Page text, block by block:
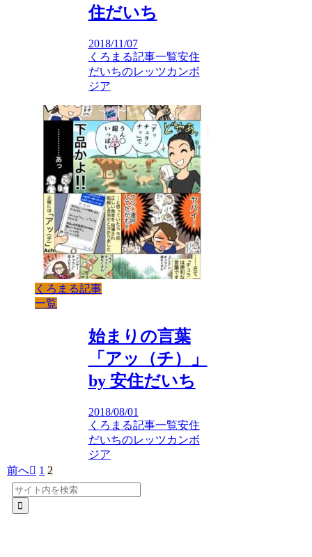
住だいち
2018/11/07
くろまる記事一覧安住
だいちのレッツカンボ
ジア
くろまる記事
一覧
始まりの言葉
「アッ（チ）」
by 安住だいち
2018/08/01
くろまる記事一覧安住
だいちのレッツカンボ
ジア
前へ
1 2